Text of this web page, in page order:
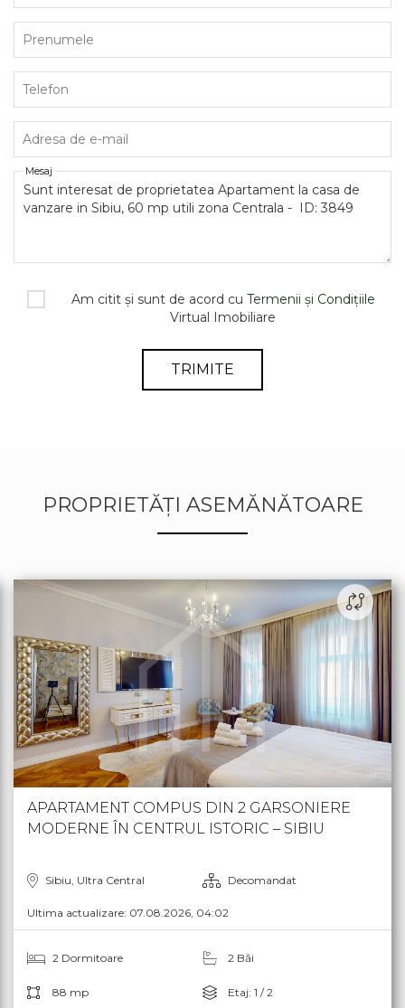
Prenumele
Telefon
Adresa de e-mail
Mesaj
Am citit și sunt de acord cu Termenii și Condițiile
Virtual Imobiliare
TRIMITE
PROPRIETĂȚI ASEMĂNĂTOARE
APARTAMENT COMPUS DIN 2 GARSONIERE
MODERNE ÎN CENTRUL ISTORIC – SIBIU
Sibiu, Ultra Central Decomandat
Ultima actualizare: 07.08.2026, 04:02
2 Dormitoare 2 Băi
88 mp Etaj: 1 / 2